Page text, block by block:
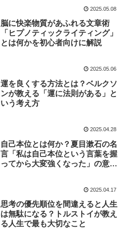
2025.05.08
脳に快楽物質があふれる文章術
「ヒプノティックライティング」
とは何かを初心者向けに解説
2025.05.06
運を良くする方法とは？ベルクソ
ンが教える「運に法則がある」と
いう考え方
2025.04.28
自己本位とは何か？夏目漱石の名
言「私は自己本位という言葉を握
ってから大変強くなった」の意味
2025.04.17
思考の優先順位を間違えると人生
は無駄になる？トルストイが教え
る人生で最も大切なこと